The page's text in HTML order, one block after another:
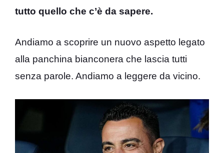
tutto quello che c’è da sapere.
Andiamo a scoprire un nuovo aspetto legato
alla panchina bianconera che lascia tutti
senza parole. Andiamo a leggere da vicino.